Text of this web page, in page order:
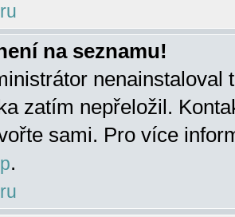
na seznamu!
nenainstaloval
zatím nepřeložil.
sami. Pro více
.